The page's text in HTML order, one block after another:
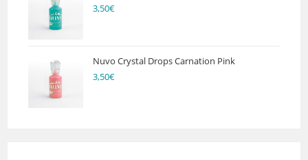
3,50€
Nuvo Crystal Drops Carnation Pink
3,50€